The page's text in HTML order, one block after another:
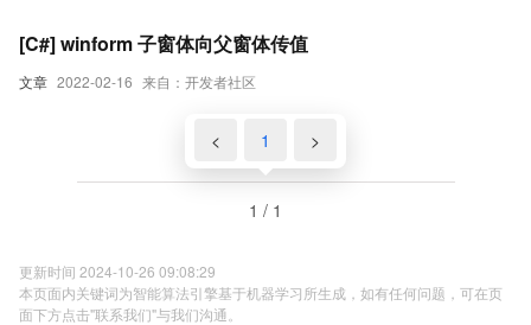
文章 2022-02-16 来自：开发者社区
[C#] winform 子窗体向父窗体传值
< 1 >
1 / 1
更新时间 2024-10-26 09:08:29
本页面内关键词为智能算法引擎基于机器学习所生成，如有任何问题，可在页
面下方点击"联系我们"与我们沟通。